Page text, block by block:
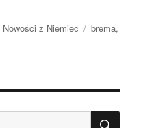
Kategorie
Nowości z Niemiec Tagi
brema,